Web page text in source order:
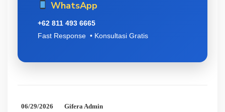
WhatsApp
+62 811 493 6665
Fast Response • Konsultasi Gratis
06/29/2026
Gifera Admin